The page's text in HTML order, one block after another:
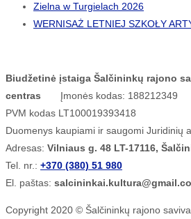
Zielna w Turgielach 2026
WERNISAŻ LETNIEJ SZKOŁY
Biudžetinė įstaiga Šalčininkų rajono
centras
Įmonės kodas: 188212349
PVM kodas LT100019393418
Duomenys kaupiami ir saugomi Juridinių
Adresas: Vilniaus g. 48 LT-17116,
Tel. nr.: +370 (380) 51 980
El. paštas:
Copyright 2020 © Šalčininkų rajono